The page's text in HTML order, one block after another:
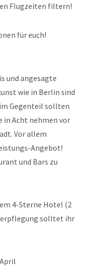
Flugzeiten filtern!
für euch!
und angesagte
wie in Berlin sind
Gegenteil sollten
in Acht nehmen vor
Vor allem
Angebot!
und Bars zu
4-Sterne Hotel (2
solltet ihr